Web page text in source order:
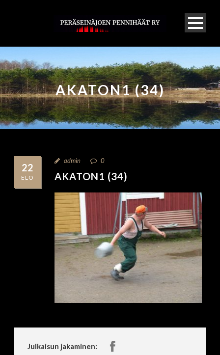
AKATON1 (34)
22
ELO
admin 0
AKATON1 (34)
Julkaisun jakaminen: